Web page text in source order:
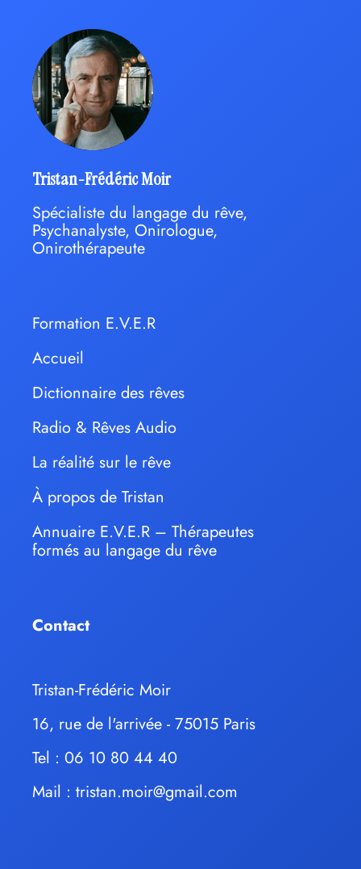
Tristan-Frédéric Moir
Spécialiste du langage du rêve,
Psychanalyste, Onirologue,
Onirothérapeute
Formation E.V.E.R
Accueil
Dictionnaire des rêves
Radio & Rêves Audio
La réalité sur le rêve
À propos de Tristan
Annuaire E.V.E.R – Thérapeutes
formés au langage du rêve
Contact
Tristan-Frédéric Moir
16, rue de l'arrivée - 75015 Paris
Tel : 06 10 80 44 40
Mail : tristan.moir@gmail.com